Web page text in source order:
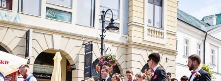
Potem…
Niebanalne
Wesele